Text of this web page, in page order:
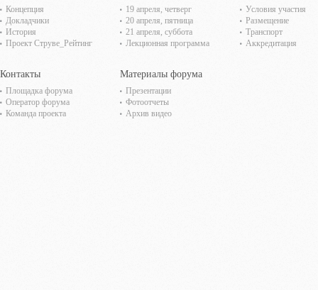
Концепция
Докладчики
История
Проект Струве_Рейтинг
19 апреля, четверг
20 апреля, пятница
21 апреля, суббота
Лекционная программа
Условия участия
Размещение
Транспорт
Аккредитация
Контакты
Площадка форума
Оператор форума
Команда проекта
Материалы форума
Презентации
Фотоотчеты
Архив видео